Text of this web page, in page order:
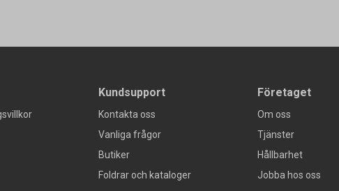
Kundsupport
Kontakta oss
Vanliga frågor
Butiker
Foldrar och kataloger
Företaget
Om oss
Tjänster
Hållbarhet
Jobba hos oss